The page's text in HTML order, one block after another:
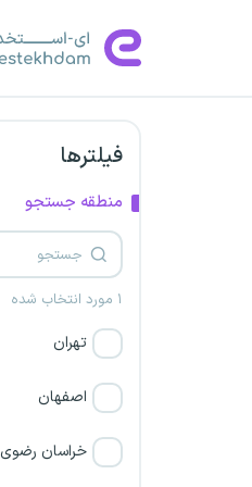
فیلترها
منطقه جستجو
۱ مورد انتخاب شده
تهران
اصفهان
خراسان رضوی